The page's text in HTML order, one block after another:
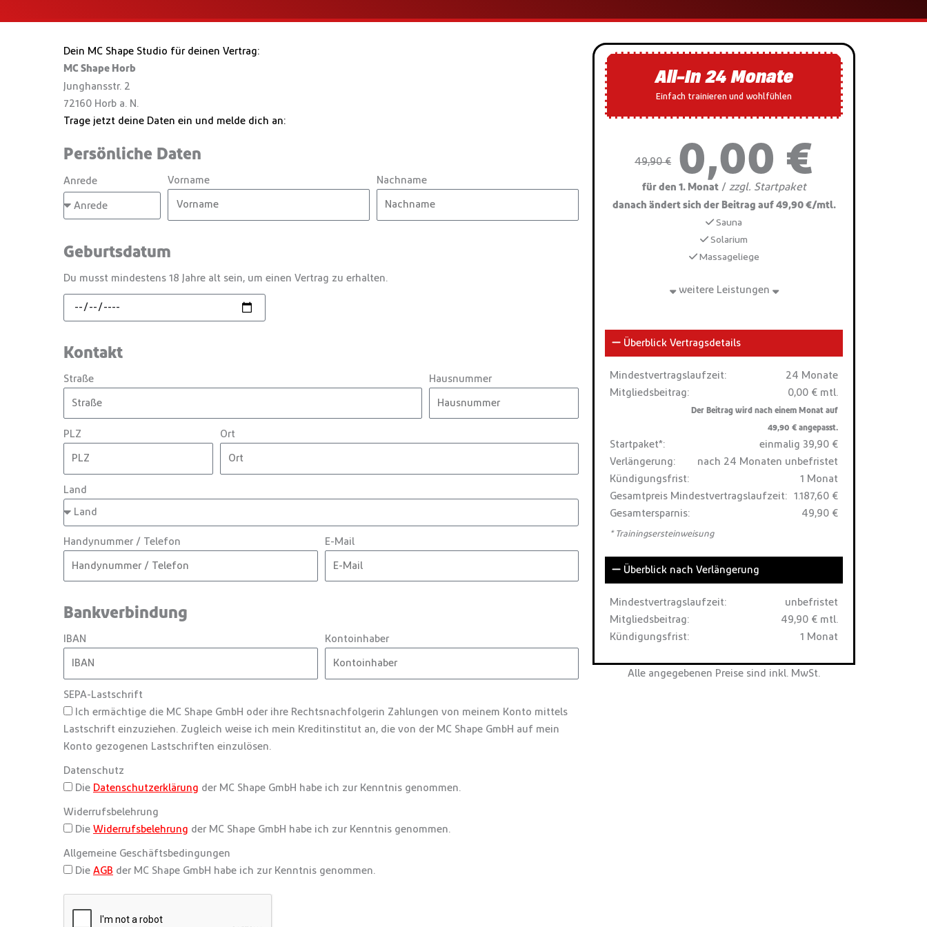
Dein MC Shape Studio für deinen Vertrag:
MC Shape Horb
Junghansstr. 2
72160 Horb a. N.
Trage jetzt deine Daten ein und melde dich an:
Persönliche Daten
Anrede Vorname Nachname
Geburtsdatum
Du musst mindestens 18 Jahre alt sein, um einen Vertrag zu erhalten.
Kontakt
Straße Hausnummer
PLZ Ort
Land
Handynummer / Telefon E-Mail
Bankverbindung
IBAN Kontoinhaber
SEPA-Lastschrift
Ich ermächtige die MC Shape GmbH oder ihre Rechtsnachfolgerin Zahlungen von meinem Konto mittels
Lastschrift einzuziehen. Zugleich weise ich mein Kreditinstitut an, die von der MC Shape GmbH auf mein
Konto gezogenen Lastschriften einzulösen.
Datenschutz
Die Datenschutzerklärung der MC Shape GmbH habe ich zur Kenntnis genommen.
Widerrufsbelehrung
Die Widerrufsbelehrung der MC Shape GmbH habe ich zur Kenntnis genommen.
Allgemeine Geschäftsbedingungen
Die AGB der MC Shape GmbH habe ich zur Kenntnis genommen.
All-In 24 Monate
Einfach trainieren und wohlfühlen
49,90 € 0,00 €
für den 1. Monat/ zzgl. Startpaket
danach ändert sich der Beitrag auf 49,90 €/mtl.
Sauna
Solarium
Massageliege
weitere Leistungen
Überblick Vertragsdetails
Mindestvertragslaufzeit:
24 Monate
Mitgliedsbeitrag:
0,00 € mtl.
Der Beitrag wird nach einem Monat auf
49,90 € angepasst.
Startpaket*:
einmalig 39,90 €
Verlängerung:
nach 24 Monaten unbefristet
Kündigungsfrist:
1 Monat
Gesamtpreis Mindestvertragslaufzeit:
1.187,60 €
Gesamtersparnis:
49,90 €
* Trainingsersteinweisung
Überblick nach Verlängerung
Mindestvertragslaufzeit:
unbefristet
Mitgliedsbeitrag:
49,90 € mtl.
Kündigungsfrist:
1 Monat
Alle angegebenen Preise sind inkl. MwSt.